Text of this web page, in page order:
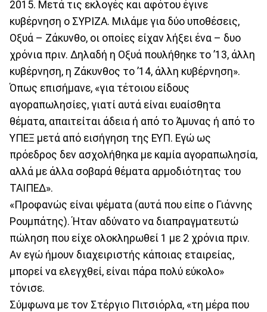
2015. Μετά τις εκλογές και αφότου έγινε
κυβέρνηση ο ΣΥΡΙΖΑ. Μιλάμε για δύο υποθέσεις,
Οξυά – Ζάκυνθο, οι οποίες είχαν λήξει ένα – δυο
χρόνια πριν. Δηλαδή η Οξυά πουλήθηκε το ’13, άλλη
κυβέρνηση, η Ζάκυνθος το ’14, άλλη κυβέρνηση».
Όπως επισήμανε, «για τέτοιου είδους
αγοραπωλησίες, γιατί αυτά είναι ευαίσθητα
θέματα, απαιτείται άδεια ή από το Άμυνας ή από το
ΥΠΕΞ μετά από εισήγηση της ΕΥΠ. Εγώ ως
πρόεδρος δεν ασχολήθηκα με καμία αγοραπωλησία,
αλλά με άλλα σοβαρά θέματα αρμοδιότητας του
ΤΑΙΠΕΔ».
«Προφανώς είναι ψέματα (αυτά που είπε ο Γιάννης
Ρουμπάτης). Ήταν αδύνατο να διαπραγματευτώ
πώληση που είχε ολοκληρωθεί 1 με 2 χρόνια πριν.
Αν εγώ ήμουν διαχειριστής κάποιας εταιρείας,
μπορεί να ελεγχθεί, είναι πάρα πολύ εύκολο»
τόνισε.
Σύμφωνα με τον Στέργιο Πιτσιόρλα, «τη μέρα που